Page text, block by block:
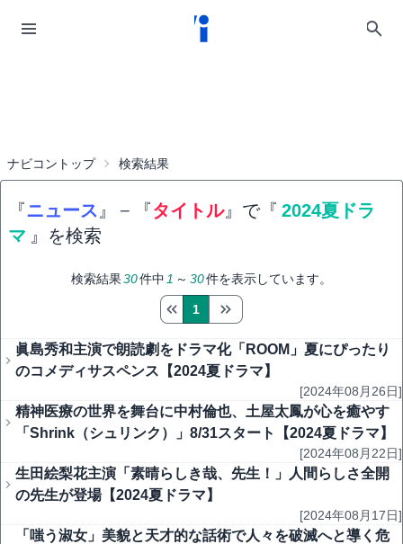
ナビコントップ 検索結果
『ニュース 』 − 『タイトル』で『 2024夏ドラ
マ 』を検索
検索結果30件中 1 ～ 30件を表示しています。
1
眞島秀和主演で朗読劇をドラマ化「ROOM」夏にぴったり
のコメディサスペンス【2024夏ドラマ】
[2024年08月26日]
精神医療の世界を舞台に中村倫也、土屋太鳳が心を癒やす
「Shrink（シュリンク）」8/31スタート【2024夏ドラマ】
[2024年08月22日]
生田絵梨花主演「素晴らしき哉、先生！」人間らしさ全開
の先生が登場【2024夏ドラマ】
[2024年08月17日]
「嗤う淑女」美貌と天才的な話術で人々を破滅へと導く危